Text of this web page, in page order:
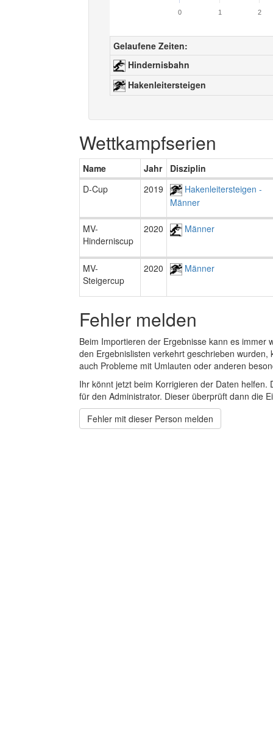
0 1 2
Gelaufene Zeiten:
Hindernisbahn
Hakenleitersteigen
Wettkampfserien
Name Jahr
Disziplin
D-Cup
2019
Hakenleitersteigen -
Männer
MV-
Hinderniscup
2020 Männer
MV-
Steigercup
2020 Männer
Fehler melden
Beim Importieren der Ergebnisse kann es
den Ergebnislisten verkehrt geschrieben
auch Probleme mit Umlauten oder anderen
Ihr könnt jetzt beim Korrigieren der Daten
für den Administrator. Dieser überprüft dann die
Fehler mit dieser Person melden